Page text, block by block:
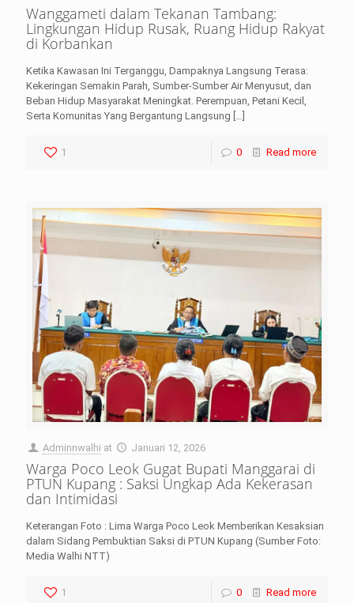
Wanggameti dalam Tekanan Tambang:
Lingkungan Hidup Rusak, Ruang Hidup Rakyat
di Korbankan
Ketika Kawasan Ini Terganggu, Dampaknya Langsung Terasa:
Kekeringan Semakin Parah, Sumber-Sumber Air Menyusut, dan
Beban Hidup Masyarakat Meningkat. Perempuan, Petani Kecil,
Serta Komunitas Yang Bergantung Langsung
1 0 Read more
Adminnwalhi at Januari 12, 2026
Warga Poco Leok Gugat Bupati Manggarai di
PTUN Kupang : Saksi Ungkap Ada Kekerasan
dan Intimidasi
Keterangan Foto : Lima Warga Poco Leok Memberikan Kesaksian
dalam Sidang Pembuktian Saksi di PTUN Kupang (Sumber Foto:
Media Walhi NTT)
1 0 Read more